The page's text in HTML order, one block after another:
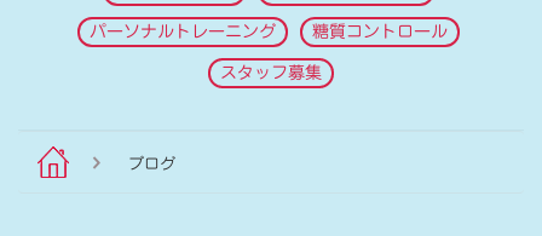
パーソナルトレーニング 糖質コントロール
スタッフ募集
ブログ